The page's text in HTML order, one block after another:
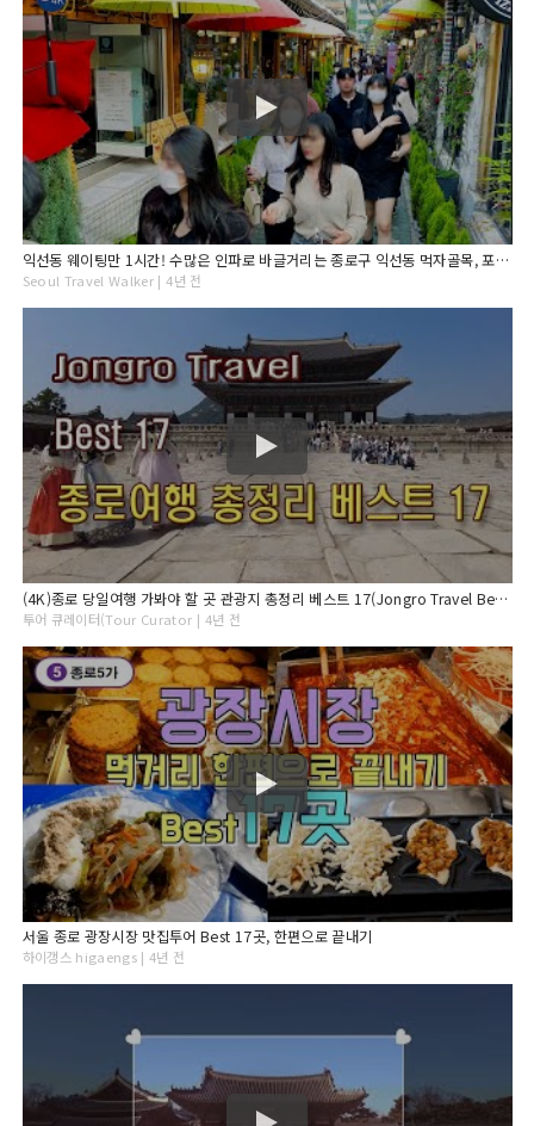
익선동 웨이팅만 1시간! 수많은 인파로 바글거리는 종로구 익선동 먹자골목, 포차 거리 휴일 오후 풍경, 서울 종로 여행, 4K Seoul Korea Walk.
Seoul Travel Walker | 4년 전
(4K)종로 당일여행 가봐야 할 곳 관광지 총정리 베스트 17(Jongro Travel Best 17)
투어 큐레이터(Tour Curator | 4년 전
서울 종로 광장시장 맛집투어 Best 17곳, 한편으로 끝내기
하이갱스 higaengs | 4년 전